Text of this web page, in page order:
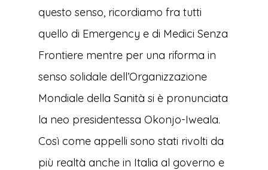
questo senso, ricordiamo fra tutti
quello di Emergency e di Medici Senza
Frontiere mentre per una riforma in
senso solidale dell’Organizzazione
Mondiale della Sanità si è pronunciata
la neo presidentessa Okonjo-Iweala.
Così come appelli sono stati rivolti da
più realtà anche in Italia al governo e